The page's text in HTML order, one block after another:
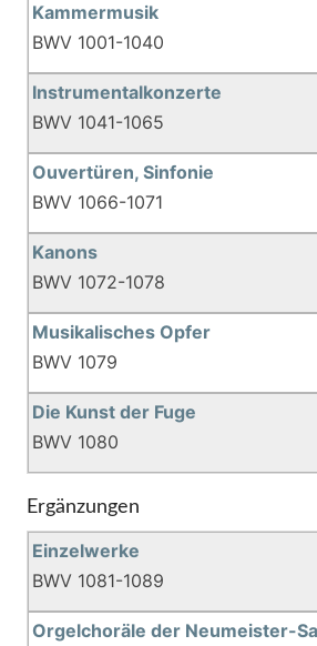
Kammermusik
BWV 1001-1040
Instrumentalkonzerte
BWV 1041-1065
Ouvertüren, Sinfonie
BWV 1066-1071
Kanons
BWV 1072-1078
Musikalisches Opfer
BWV 1079
Die Kunst der Fuge
BWV 1080
Ergänzungen
Einzelwerke
BWV 1081-1089
Orgelchoräle der Neumeister-